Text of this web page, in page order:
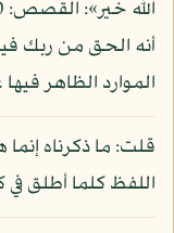
الموارد الظاهر
قلت: ما ذكرناه إنما
اللفظ كلما أطلق في